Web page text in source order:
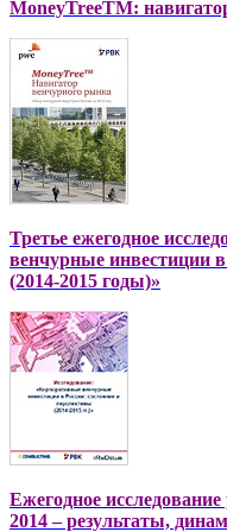
MoneyTreeTM:
Третье ежегодное
венчурные инвестиции
(2014-2015 годы)»
Ежегодное
2014 – результаты,